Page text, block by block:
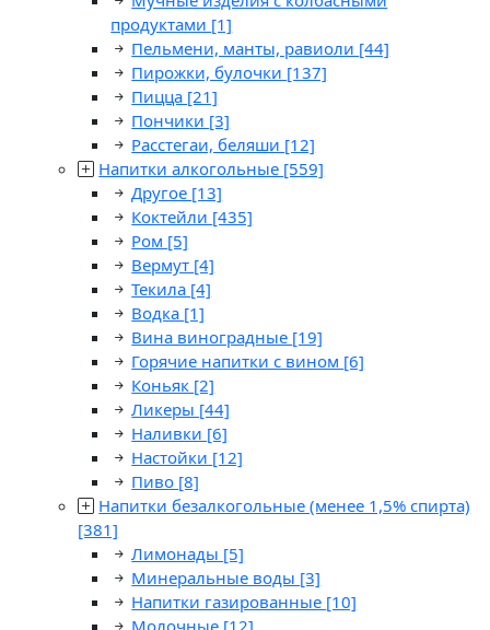
продуктами [1]
Пельмени, манты, равиоли [44]
Пирожки, булочки [137]
Пицца [21]
Пончики [3]
Расстегаи, беляши [12]
Напитки алкогольные [559]
Другое [13]
Коктейли [435]
Ром [5]
Вермут [4]
Текила [4]
Водка [1]
Вина виноградные [19]
Горячие напитки с вином [6]
Коньяк [2]
Ликеры [44]
Наливки [6]
Настойки [12]
Пиво [8]
Напитки безалкогольные (менее 1,5% спирта)
[381]
Лимонады [5]
Минеральные воды [3]
Напитки газированные [10]